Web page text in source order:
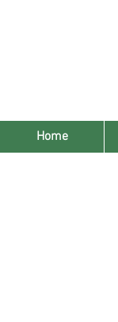
Home